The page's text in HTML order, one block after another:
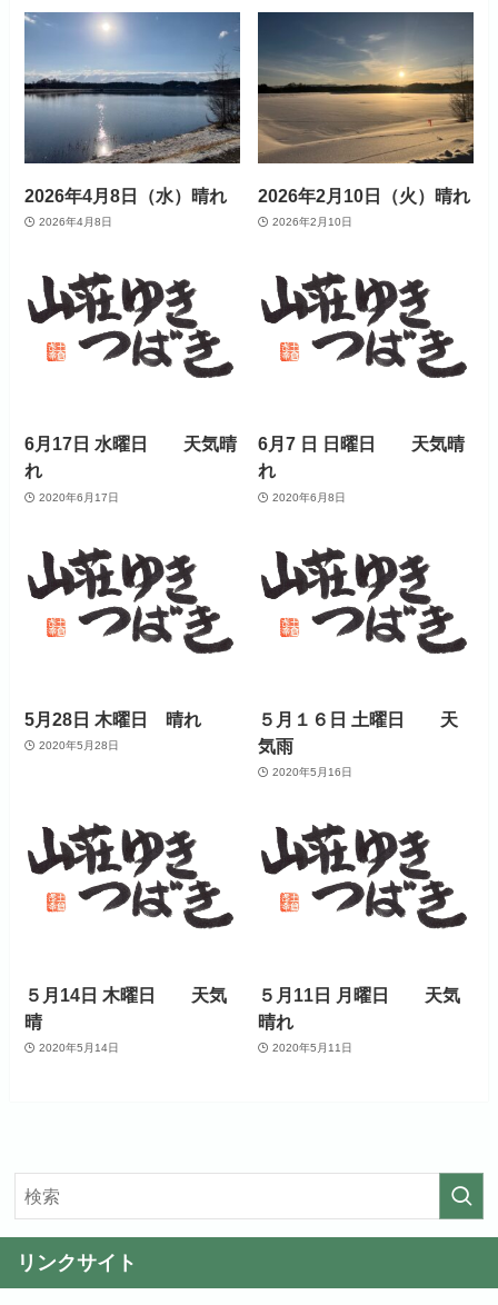
2026年4月8日（水）晴れ
2026年4月8日
2026年2月10日（火）晴れ
2026年2月10日
6月17日 水曜日 天気晴
れ
2020年6月17日
6月7 日 日曜日 天気晴
れ
2020年6月8日
5月28日 木曜日 晴れ
2020年5月28日
５月１６日 土曜日 天
気雨
2020年5月16日
５月14日 木曜日 天気
晴
2020年5月14日
５月11日 月曜日 天気
晴れ
2020年5月11日
リンクサイト